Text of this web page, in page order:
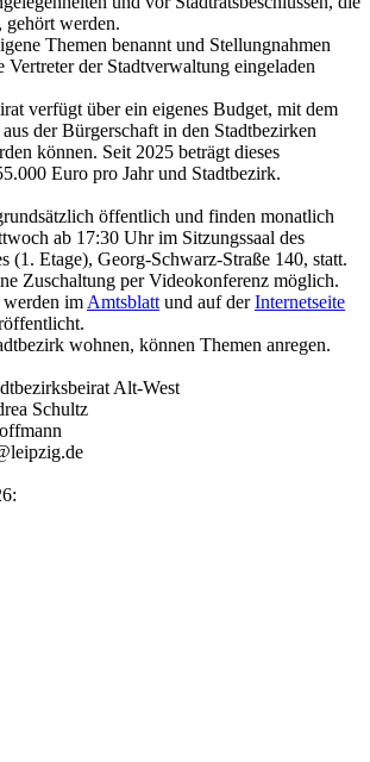
gehört werden.
Themen benannt und Stellungnahmen
Vertreter der Stadtverwaltung eingeladen
verfügt über ein eigenes Budget, mit dem
der Bürgerschaft in den Stadtbezirken
können. Seit 2025 beträgt dieses
Euro pro Jahr und Stadtbezirk.
öffentlich und finden monatlich
ab 17:30 Uhr im Sitzungssaal des
(1. Etage), Georg-Schwarz-Straße 140, statt.
Zuschaltung per Videokonferenz möglich.
im Amtsblatt und auf derInternetseite
wohnen, können Themen anregen.
Alt-West
Schultz